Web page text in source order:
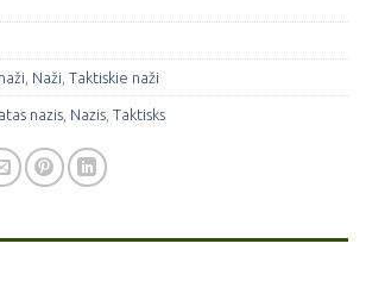
Naži Taktiskie naži
nazis Nazis Taktisks